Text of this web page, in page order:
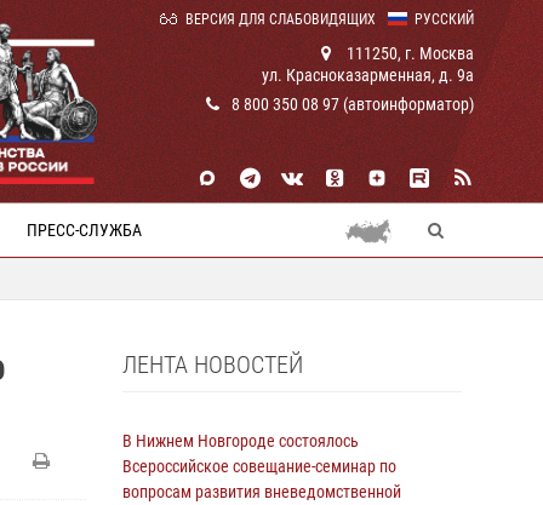
РУССКИЙ
ВЕРСИЯ ДЛЯ СЛАБОВИДЯЩИХ
111250, г. Москва
ул. Красноказарменная, д. 9а
8 800 350 08 97 (автоинформатор)
ПРЕСС-СЛУЖБА
ЛЕНТА НОВОСТЕЙ
В Нижнем Новгороде состоялось
Всероссийское совещание-семинар по
вопросам развития вневедомственной